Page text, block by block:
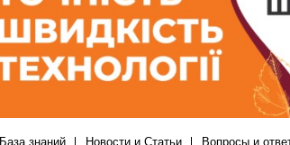
База знаний Новости и Статьи Вопросы и